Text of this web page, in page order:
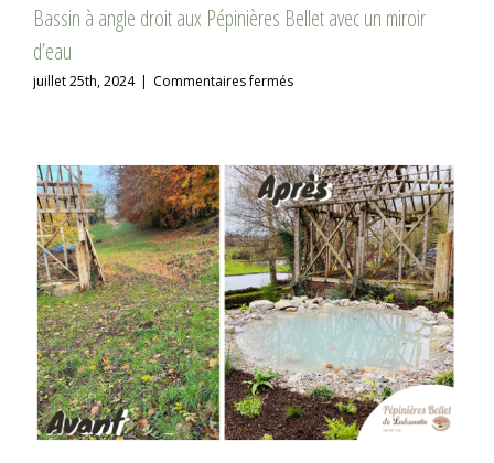
Bassin à angle droit aux Pépinières Bellet avec un miroir
d’eau
juillet 25th, 2024 | Commentaires ferméssur
aux
Pépinières
Bellet
avec
un
miroir
d’eau